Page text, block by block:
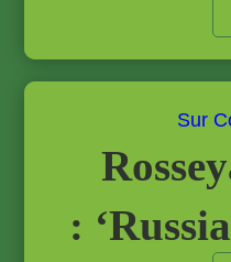
Sur
: